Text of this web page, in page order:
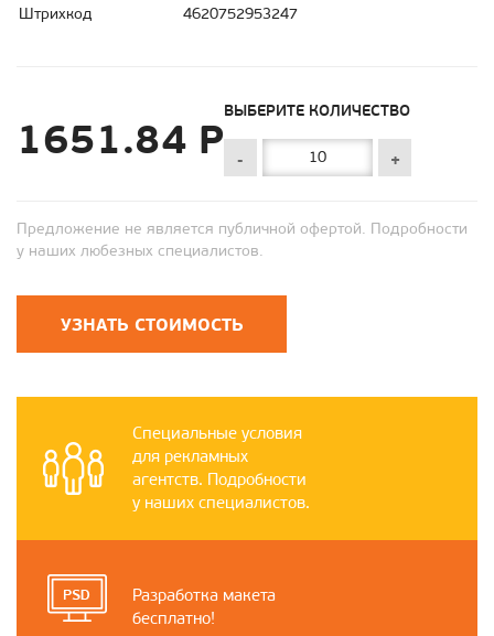
Штрихкод
4620752953247
1651.84 Р
ВЫБЕРИТЕ КОЛИЧЕСТВО
- +
Предложение не является публичной офертой. Подробности
у наших любезных специалистов.
УЗНАТЬ СТОИМОСТЬ
Специальные условия
для рекламных
агентств. Подробности
у наших специалистов.
Разработка макета
бесплатно!